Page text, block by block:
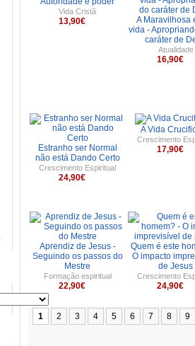
Vida Cristã
13,90€
A Maravilhosa
vida -
caráter de
Atualidade
16,90€
Estranho ser Normal
não está Dando Certo
Crescimento Espiritual
24,90€
A Vida
Crescimento
17,90€
Aprendiz de Jesus -
Seguindo os passos do
Mestre
Formação espiritual
22,90€
Quem é este
O impacto
de Jesus
Crescimento
24,90€
1 2 3 4 5 6 7 8 9